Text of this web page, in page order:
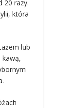
20 razy.
która
lub
kawą,